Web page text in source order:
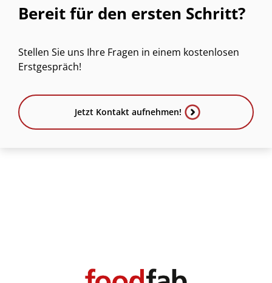
Bereit für den ersten Schritt?
Stellen Sie uns Ihre Fragen in einem kostenlosen
Erstgespräch!
Jetzt Kontakt aufnehmen!